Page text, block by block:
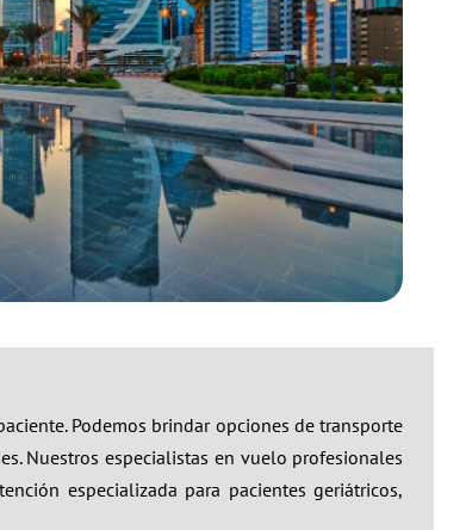
Podemos brindar opciones de transporte
Nuestros especialistas en vuelo profesionales
especializada para pacientes geriátricos,